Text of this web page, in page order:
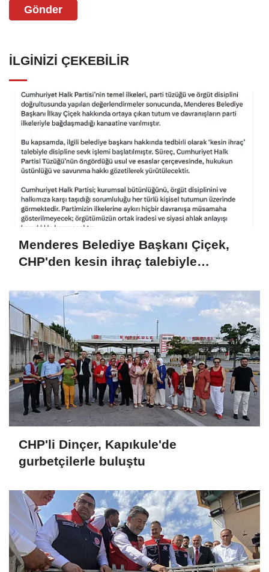
Gönder
İLGINIZI ÇEKEBILIR
Menderes Belediye Başkanı Çiçek,
CHP'den kesin ihraç talebiyle
CHP'li Dinçer, Kapıkule'de
gurbetçilerle buluştu